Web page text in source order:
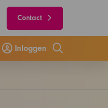
Contact
Inloggen
Zoeken